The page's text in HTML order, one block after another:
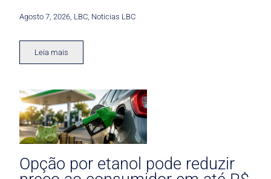
Agosto 7, 2026 LBC Noticias LBC
Leia mais
Opção por etanol pode reduzir